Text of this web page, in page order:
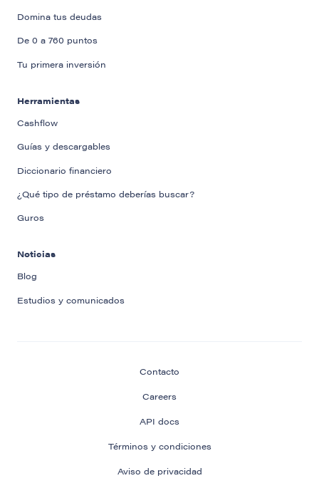
Domina tus deudas
De 0 a 760 puntos
Tu primera inversión
Herramientas
Cashflow
Guías y descargables
Diccionario financiero
¿Qué tipo de préstamo deberías buscar?
Guros
Noticias
Blog
Estudios y comunicados
Contacto
Careers
API docs
Términos y condiciones
Aviso de privacidad